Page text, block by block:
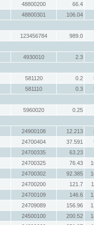
48800200
66.4
48800301
106.04
123456784
989.0
4930010
2.3
581120 0.2
581110 0.3
5960020
0.25
24900108 12.213
24700404 37.591
24700335
63.23
24700325 76.43
24700302 92.385
24700200 121.7
24700109 146.6
24709089 156.96
24500100 200.52